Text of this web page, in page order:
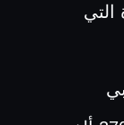
التي